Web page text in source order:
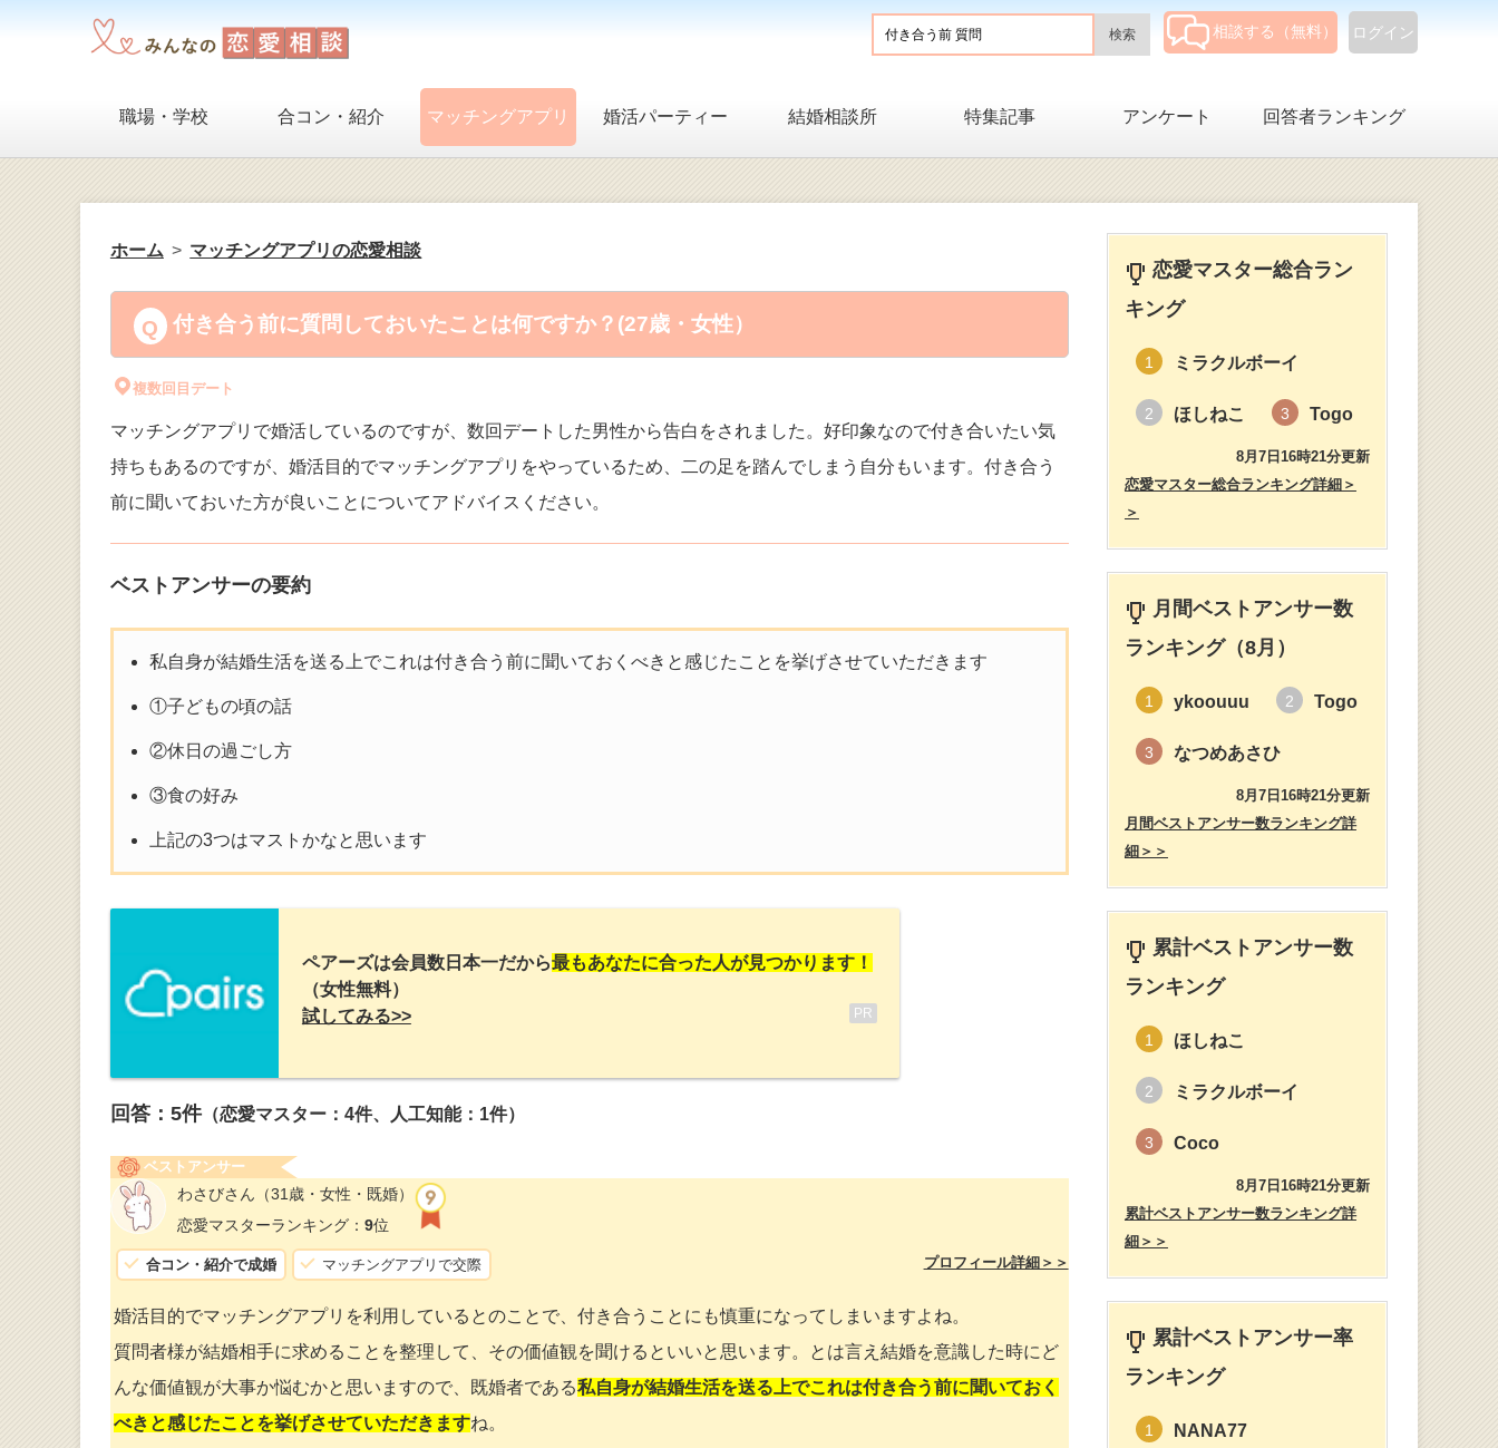
ログイン
相談する（無料）
職場・学校 合コン・紹介 マッチングアプリ 婚活パーティー 結婚相談所 特集記事 アンケート 回答者ランキング
ホーム マッチングアプリの恋愛相談
付き合う前に質問しておいたことは何ですか？(27歳・女性）
複数回目デート
マッチングアプリで婚活しているのですが、数回デートした男性から告白をされました。好印象なので付き合いたい気
持ちもあるのですが、婚活目的でマッチングアプリをやっているため、二の足を踏んでしまう自分もいます。付き合う
前に聞いておいた方が良いことについてアドバイスください。
ベストアンサーの要約
私自身が結婚生活を送る上でこれは付き合う前に聞いておくべきと感じたことを挙げさせていただきます
①子どもの頃の話
②休日の過ごし方
③食の好み
上記の3つはマストかなと思います
ペアーズは会員数日本一だから最もあなたに合った人が見つかります！
（女性無料）
試してみる>>
PR
回答： 5件（恋愛マスター：4件、人工知能：1件）
ベストアンサー
わさびさん （31歳・女性・既婚）
恋愛マスターランキング： 9位
合コン・紹介で成婚 マッチングアプリで交際 プロフィール詳細＞＞
婚活目的でマッチングアプリを利用しているとのことで、付き合うことにも慎重になってしまいますよね。
質問者様が結婚相手に求めることを整理して、その価値観を聞けるといいと思います。とは言え結婚を意識した時にど
んな価値観が大事か悩むかと思いますので、既婚者である私自身が結婚生活を送る上でこれは付き合う前に聞いておく
べきと感じたことを挙げさせていただきますね。
恋愛マスター総合ラン
キング
1 ミラクルボーイ
2 ほしねこ 3 Togo
8月7日16時21分更新
恋愛マスター総合ランキング詳細＞
＞
月間ベストアンサー数
ランキング（8月）
1 ykoouuu 2 Togo
3 なつめあさひ
8月7日16時21分更新
月間ベストアンサー数ランキング詳
細＞＞
累計ベストアンサー数
ランキング
1 ほしねこ
2 ミラクルボーイ
3 Coco
8月7日16時21分更新
累計ベストアンサー数ランキング詳
細＞＞
累計ベストアンサー率
ランキング
1 NANA77